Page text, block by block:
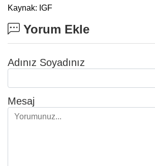
Kaynak: IGF
Yorum Ekle
Adınız Soyadınız
Mesaj